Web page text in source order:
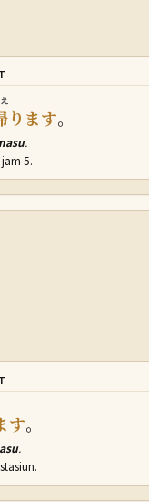
ります。
.
5.
す。
.